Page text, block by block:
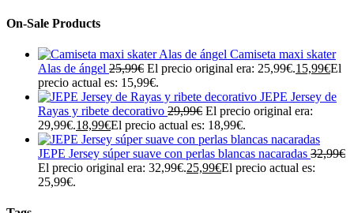
On-Sale Products
Camiseta maxi skater
Alas de ángel 25,99€ El precio original era: 25,99€.15,99€El
precio actual es: 15,99€.
JEPE Jersey de
Rayas y ribete decorativo 29,99€ El precio original era:
29,99€.18,99€El precio actual es: 18,99€.
JEPE Jersey súper suave con perlas blancas nacaradas 32,99€
El precio original era: 32,99€.25,99€El precio actual es:
25,99€.